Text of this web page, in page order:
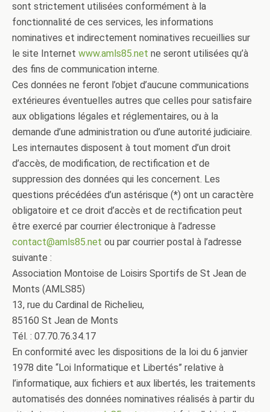
sont strictement utilisées conformément à la
fonctionnalité de ces services, les informations
nominatives et indirectement nominatives recueillies sur
le site Internet www.amls85.net ne seront utilisées qu’à
des fins de communication interne.
Ces données ne feront l’objet d’aucune communications
extérieures éventuelles autres que celles pour satisfaire
aux obligations légales et réglementaires, ou à la
demande d’une administration ou d’une autorité judiciaire.
Les internautes disposent à tout moment d’un droit
d’accès, de modification, de rectification et de
suppression des données qui les concernent. Les
questions précédées d’un astérisque (*) ont un caractère
obligatoire et ce droit d’accès et de rectification peut
être exercé par courrier électronique à l’adresse
contact@amls85.net ou par courrier postal à l’adresse
suivante :
Association Montoise de Loisirs Sportifs de St Jean de
Monts (AMLS85)
13, rue du Cardinal de Richelieu,
85160 St Jean de Monts
Tél. : 07.70.76.34.17
En conformité avec les dispositions de la loi du 6 janvier
1978 dite “Loi Informatique et Libertés” relative à
l’informatique, aux fichiers et aux libertés, les traitements
automatisés des données nominatives réalisés à partir du